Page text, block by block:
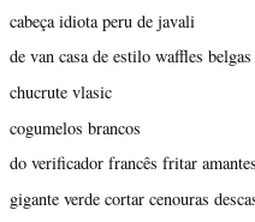
cabeça idiota peru de javali
de van casa de estilo waffles belgas
chucrute vlasic
cogumelos brancos
do verificador francês fritar
gigante verde cortar cenouras